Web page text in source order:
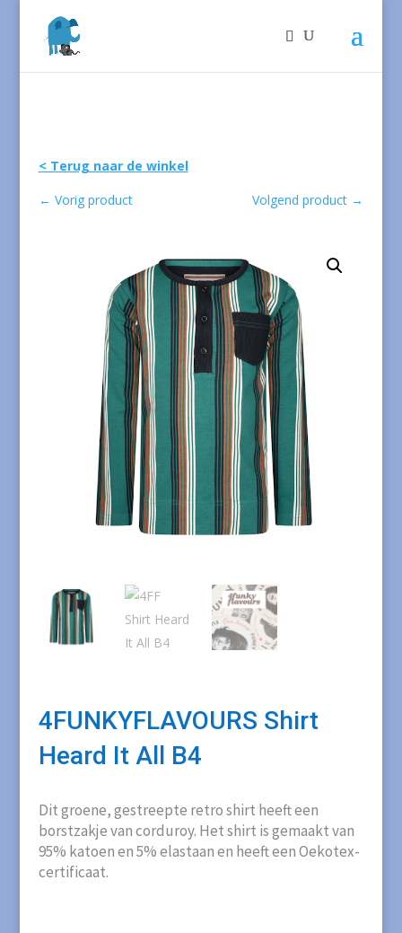
< Terug naar de winkel
← Vorig product Volgend product →
4FUNKYFLAVOURS Shirt
Heard It All B4
Dit groene, gestreepte retro shirt heeft een
borstzakje van corduroy. Het shirt is gemaakt van
95% katoen en 5% elastaan en heeft een Oekotex-
certificaat.